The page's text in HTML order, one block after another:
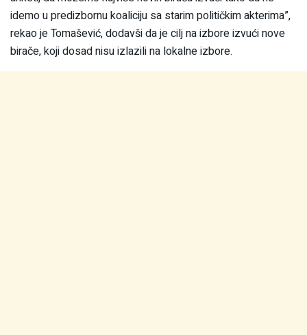
idemo u predizbornu koaliciju sa starim političkim akterima”,
rekao je Tomašević, dodavši da je cilj na izbore izvući nove
birače, koji dosad nisu izlazili na lokalne izbore.